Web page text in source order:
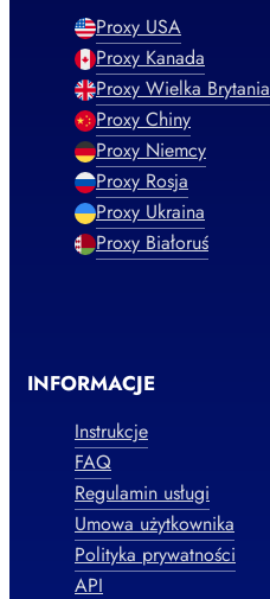
Proxy USA
Proxy Kanada
Proxy Wielka Brytania
Proxy Chiny
Proxy Niemcy
Proxy Rosja
Proxy Ukraina
Proxy Białoruś
INFORMACJE
Instrukcje
FAQ
Regulamin usługi
Umowa użytkownika
Polityka prywatności
API